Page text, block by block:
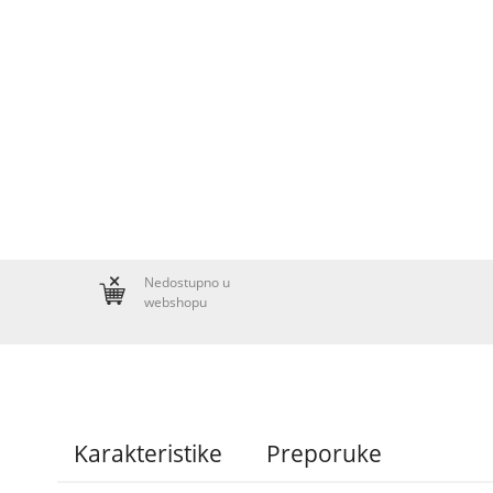
Nedostupno u
webshopu
Karakteristike Preporuke